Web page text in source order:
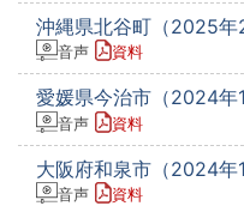
沖縄県北谷町（2025年
音声 資料
愛媛県今治市（2024年
音声 資料
大阪府和泉市（2024年
音声 資料